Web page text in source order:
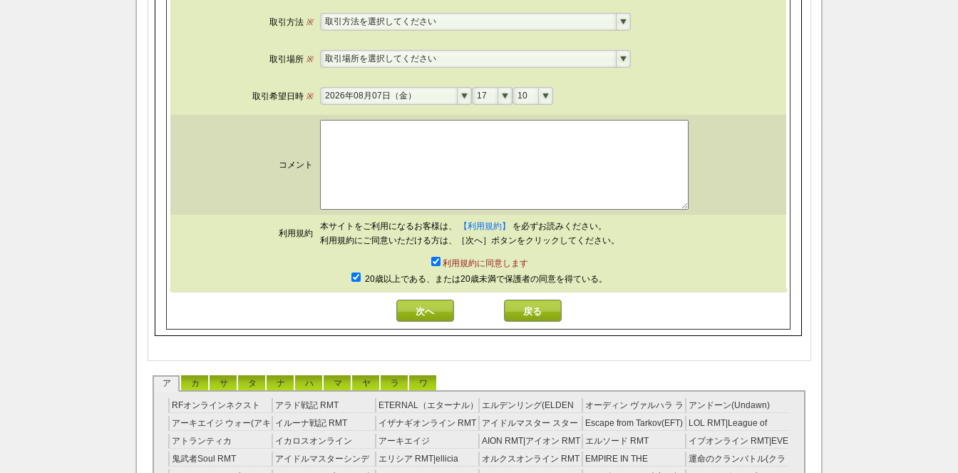
取引方法※ 取引方法を選択してください
取引場所※ 取引場所を選択してください
取引希望日時※ 2026年08月07日（金） 17 10
コメント
利用規約
本サイトをご利用になるお客様は、 【利用規約】
を必ずお読みください。
利用規約にご同意いただける方は、［次へ］ボタンをクリックしてください。
利用規約に同意します
20歳以上である、または20歳未満で保護者の同意を得ている。
ア カ サ タ ナ ハ マ ヤ ラ ワ
RFオンラインネクスト
RMT
アラド戦記 RMT
ETERNAL（エターナル）
RMT
エルデンリング(ELDEN
RING) RMT
オーディン ヴァルハラ ラ
イジング RMT
アンドーン(Undawn)
RMT
アーキエイジ ウォー(アキ
ウオ) RMT
イルーナ戦記 RMT イザナギオンライン RMT
アイドルマスター スター
ライトステージ RMT
Escape from Tarkov(EFT)
RMT
LOL RMT|League of
Legends RMT
アトランティカ
RMT|Atlantica RMT
イカロスオンライン
RMT（予約制）
アーキエイジ
RMT|ArcheAge RMT（予
約制）
AION RMT|アイオン RMT エルソード RMT
イブオンライン RMT|EVE
RMT
鬼武者Soul RMT
アイドルマスターシンデ
エリシア RMT|ellicia
オルクスオンライン RMT
EMPIRE IN THE
運命のクランバトル(クラ